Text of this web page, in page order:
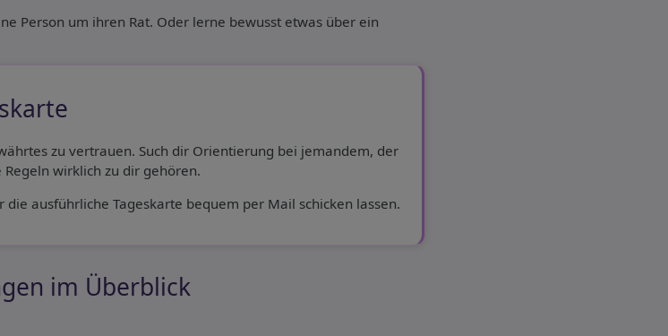
Person um ihren Rat. Oder lerne bewusst etwas über ein
zu vertrauen. Such dir Orientierung bei jemandem, der
wirklich zu dir gehören.
die ausführliche Tageskarte bequem per Mail schicken lassen.
im Überblick